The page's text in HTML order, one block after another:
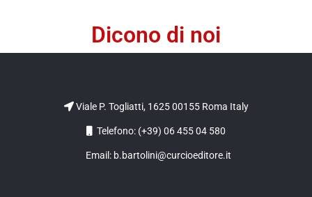
Dicono di noi
Viale P. Togliatti, 1625 00155 Roma Italy
Telefono: (+39) 06 455 04 580
Email: b.bartolini@curcioeditore.it